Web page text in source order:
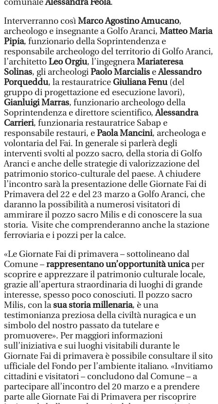
comunaleAlessandra Feola.
Interverranno cosìMarco Agostino Amucano,
archeologo e insegnante a Golfo Aranci, Matteo Maria
Pipia, funzionario della Soprintendenza e
responsabile archeologo del territorio di Golfo Aranci,
l’architettoLeo Orgiu, l’ingegneraMariateresa
Solinas, gli archeologiPaolo Marcialis eAlessandro
Porqueddu, la restauratriceGiuliana Fenu(del
gruppo di progettazione ed esecuzione lavori),
Gianluigi Marras, funzionario archeologo della
Soprintendenza e direttore scientifico,Alessandra
Carrieri, funzionaria restauratrice Sabap e
responsabile restauri, ePaola Mancini, archeologa e
volontaria del Fai. In generale si parlerà degli
interventi svolti al pozzo sacro, della storia di Golfo
Aranci e anche delle strategie di valorizzazione del
patrimonio storico-culturale del paese. A chiudere
l’incontro sarà la presentazione delle Giornate Fai di
Primavera del 22 e del 23 marzo a Golfo Aranci, che
daranno la possibilità a numerosi visitatori di
ammirare il pozzo sacro Milis e di conoscere la sua
storia. Visite che comprenderanno anche la stazione
ferroviaria e i pozzi per la calce.
«Le Giornate Fai di primavera – sottolineano dal
Comune –rappresentano un’opportunità unicaper
scoprire e apprezzare il patrimonio culturale locale,
grazie all’apertura straordinaria di luoghi di grande
interesse, spesso poco conosciuti. Il pozzo sacro
Milis, con lasua storia millenaria, è una
testimonianza preziosa della civiltà nuragica e un
simbolo del nostro passato da tutelare e
promuovere». Per maggiori informazioni
sull’iniziativa e sui luoghi visitabili durante le
Giornate Fai di primavera è possibile consultare il sito
ufficiale del Fondo per l’ambiente italiano. «Invitiamo
cittadini e visitatori – concludono dal Comune – a
partecipare all’incontro del 20 marzo e a prendere
parte alle Giornate Fai di Primavera per riscoprire